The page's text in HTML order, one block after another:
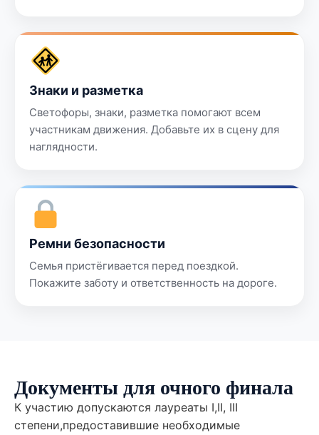
Знаки и разметка
Светофоры, знаки, разметка помогают всем
участникам движения. Добавьте их в сцену для
наглядности.
Ремни безопасности
Семья пристёгивается перед поездкой.
Покажите заботу и ответственность на дороге.
Документы для очного финала
К участию допускаются лауреаты I,II, III
степени,предоставившие необходимые